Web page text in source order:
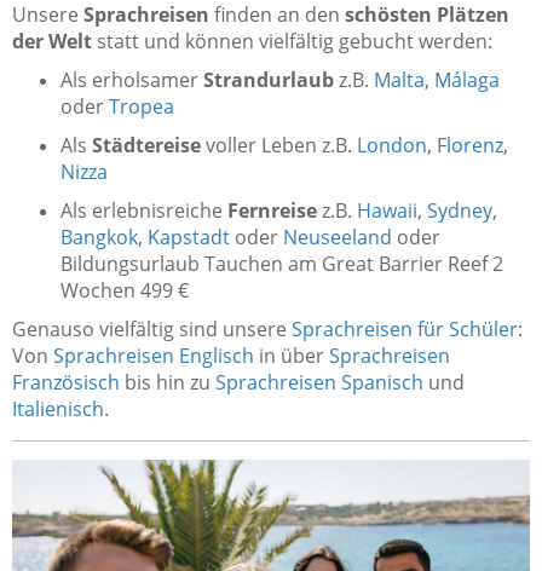
Unsere Sprachreisen finden an den schösten Plätzen
der Welt statt und können vielfältig gebucht werden:
Als erholsamerStrandurlaubz.B. Malta, Málaga
oderTropea
Als Städtereisevoller Leben z.B. London, Florenz,
Nizza
Als erlebnisreiche Fernreisez.B. Hawaii, Sydney,
Bangkok, Kapstadt oder Neuseeland oder
Bildungsurlaub Tauchen am Great Barrier Reef 2
Wochen 499 €
Genauso vielfältig sind unsere Sprachreisen für Schüler:
Von Sprachreisen Englisch in überSprachreisen
Französisch bis hin zu Sprachreisen Spanisch und
Italienisch.